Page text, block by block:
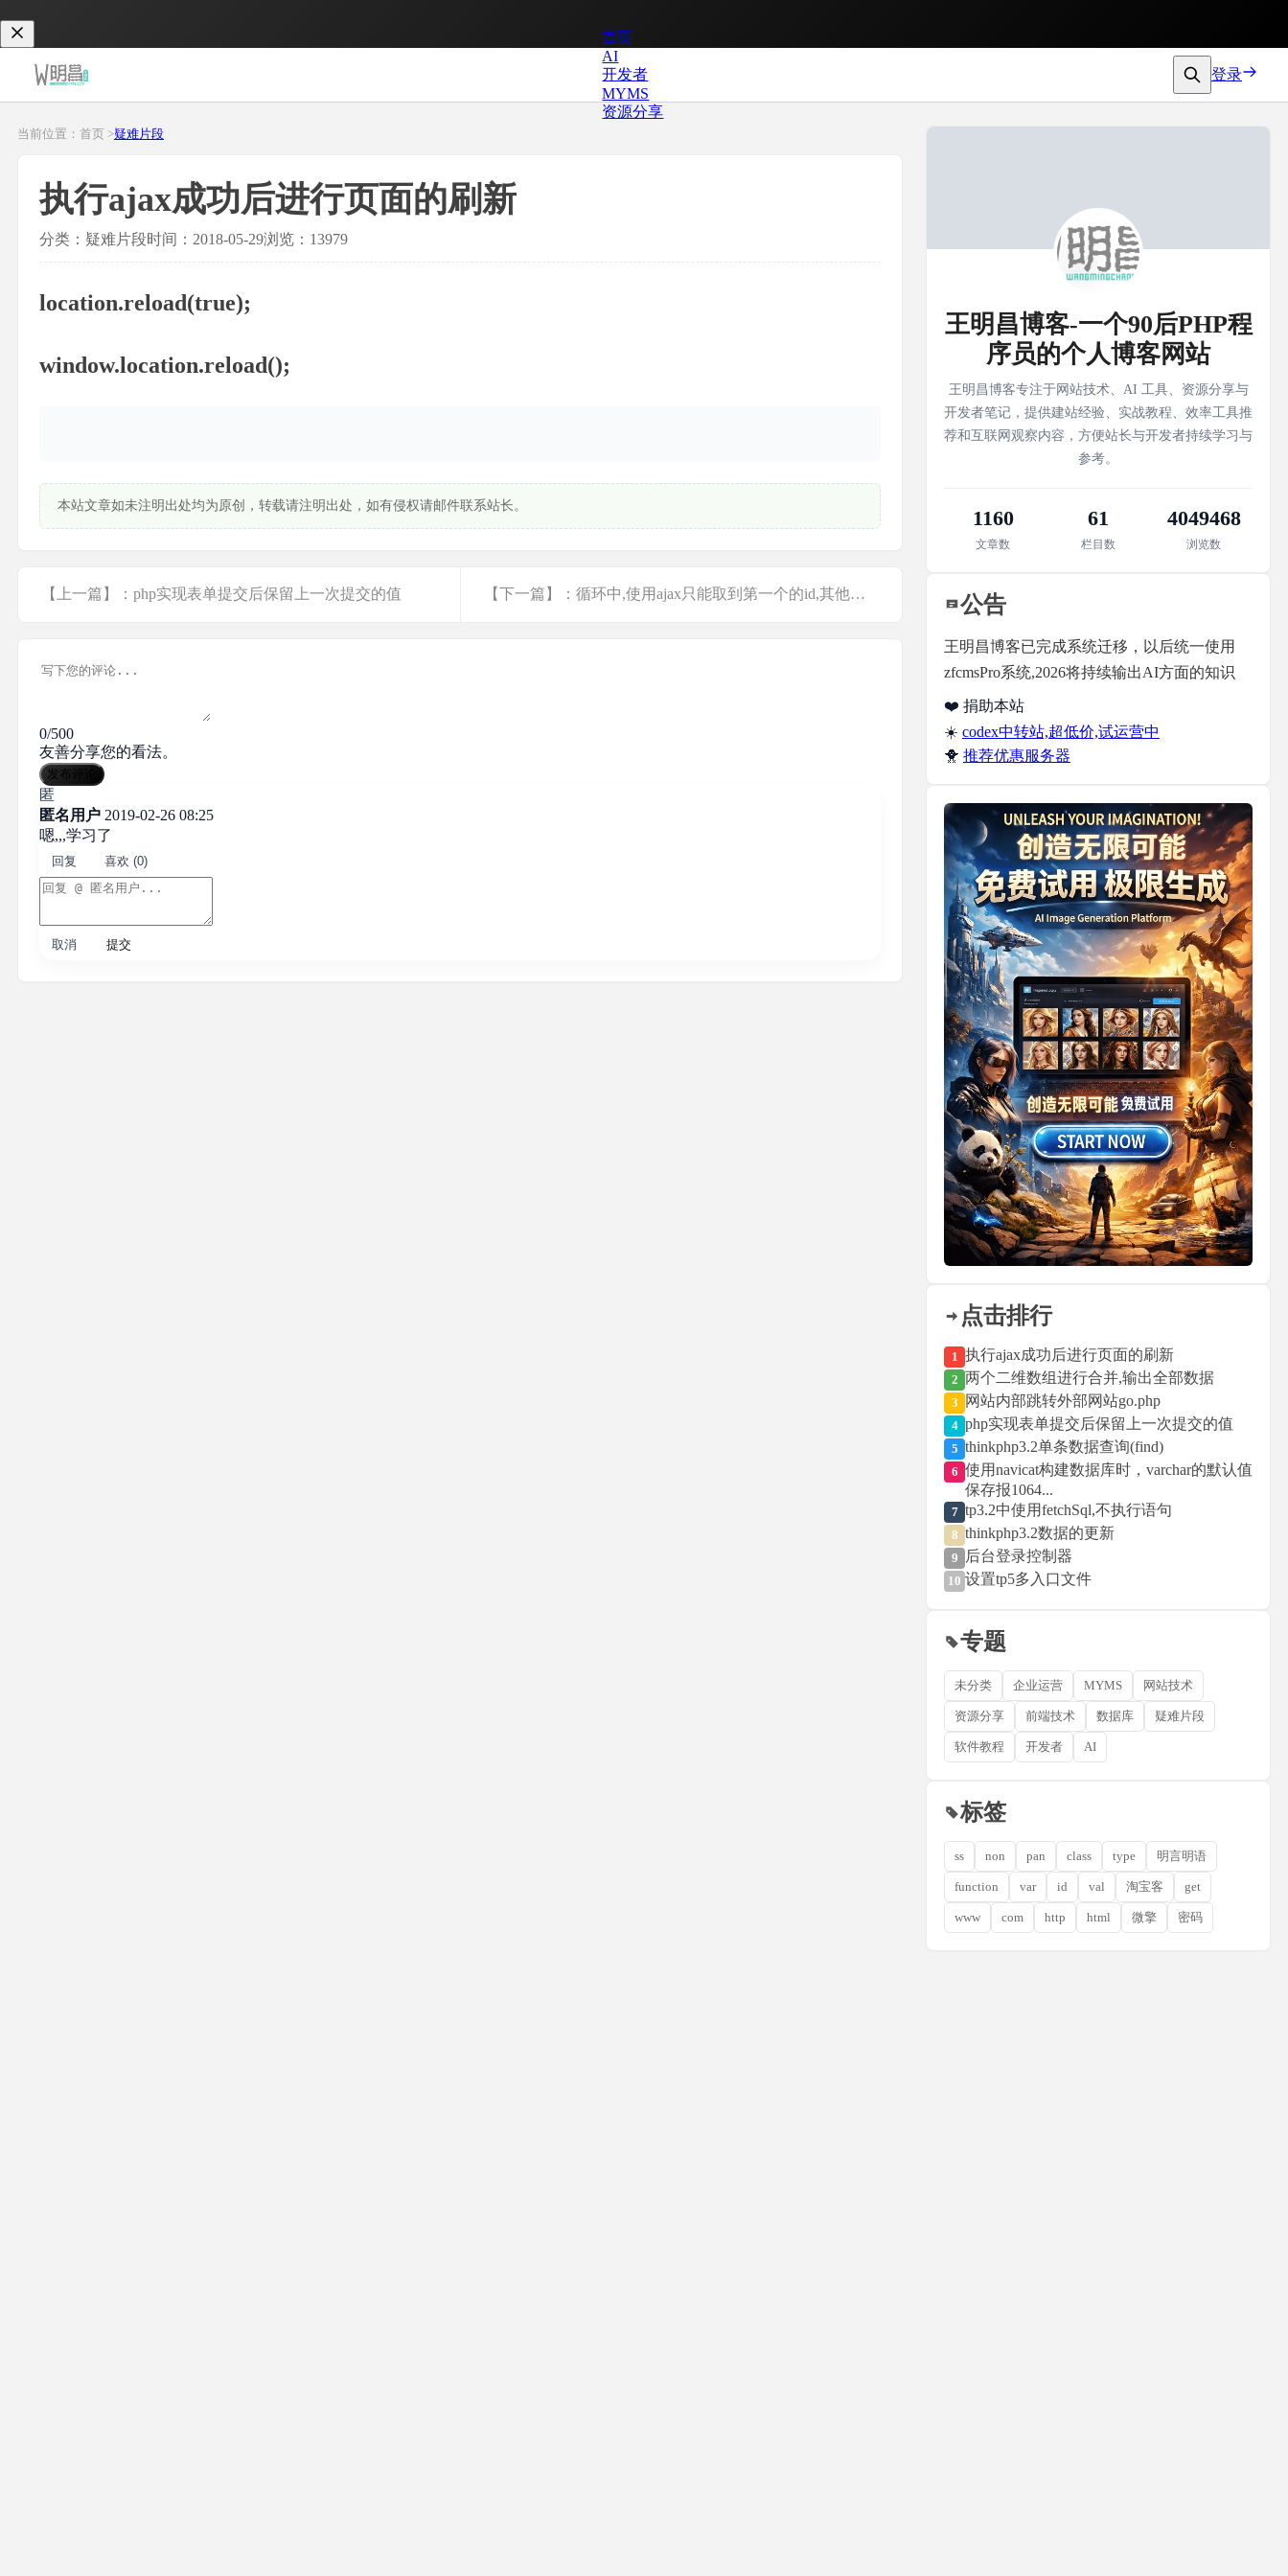
首页
AI
开发者
MYMS
资源分享
登录
当前位置：首页 >疑难片段
执行ajax成功后进行页面的刷新
分类：疑难片段时间：2018-05-29浏览：13979
location.reload(true);
window.location.reload();
本站文章如未注明出处均为原创，转载请注明出处，如有侵权请邮件联系站长。
【上一篇】：php实现表单提交后保留上一次提交的值 【下一篇】：循环中,使用ajax只能取到第一个的id,其他取不到
0/500
友善分享您的看法。
发布评论
匿
匿名用户 2019-02-26 08:25
嗯,,,学习了
回复 喜欢 (0)
取消 提交
王明昌博客-一个90后PHP程
序员的个人博客网站
王明昌博客专注于网站技术、AI 工具、资源分享与
开发者笔记，提供建站经验、实战教程、效率工具推
荐和互联网观察内容，方便站长与开发者持续学习与
参考。
1160
文章数
61
栏目数
4049468
浏览数
公告
王明昌博客已完成系统迁移，以后统一使用
zfcmsPro系统,2026将持续输出AI方面的知识
❤️ 捐助本站
☀️ codex中转站,超低价,试运营中
🐥 推荐优惠服务器
点击排行
1 执行ajax成功后进行页面的刷新
2 两个二维数组进行合并,输出全部数据
3 网站内部跳转外部网站go.php
4 php实现表单提交后保留上一次提交的值
5 thinkphp3.2单条数据查询(find)
6 使用navicat构建数据库时，varchar的默认值
保存报1064...
7 tp3.2中使用fetchSql,不执行语句
8 thinkphp3.2数据的更新
9 后台登录控制器
10 设置tp5多入口文件
专题
未分类 企业运营 MYMS 网站技术
资源分享 前端技术 数据库 疑难片段
软件教程 开发者 AI
标签
ss non pan class type 明言明语
function var id val 淘宝客 get
www com http html 微擎 密码